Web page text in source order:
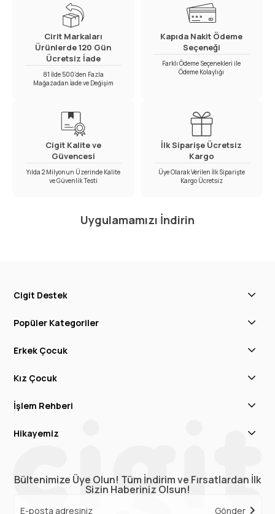
Cirit Markaları
Ürünlerde 120 Gün
Ücretsiz İade
81 İlde 500’den Fazla
Mağazadan İade ve Değişim
Kapıda Nakit Ödeme
Seçeneği
Farklı Ödeme Seçenekleri ile
Ödeme Kolaylığı
Cigit Kalite ve
Güvencesi
Yılda 2 Milyonun Üzerinde Kalite
ve Güvenlik Testi
İlk Siparişe Ücretsiz
Kargo
Üye Olarak Verilen İlk Siparişte
Kargo Ücretsiz
Uygulamamızı İndirin
Cigit Destek
Popüler Kategoriler
Erkek Çocuk
Kız Çocuk
İşlem Rehberi
Hikayemiz
Bültenimize Üye Olun! Tüm İndirim ve Fırsatlardan İlk
Sizin Haberiniz Olsun!
Gönder